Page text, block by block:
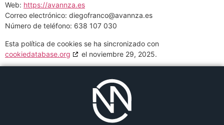
Web: https://avannza.es
Correo electrónico: diegofranco@avannza.es
Número de teléfono: 638 107 030
Esta política de cookies se ha sincronizado con
cookiedatabase.org
el noviembre 29, 2025.